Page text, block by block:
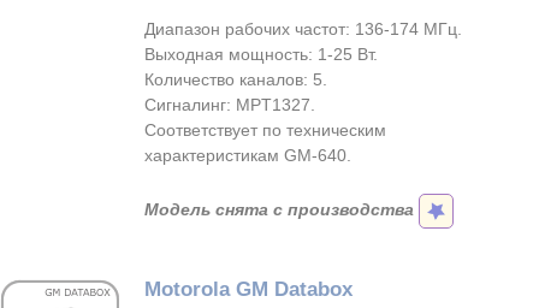
Диапазон рабочих частот: 136-174 МГц.
Выходная мощность: 1-25 Вт.
Количество каналов: 5.
Сигналинг: MPT1327.
Соответствует по техническим
характеристикам GM-640.
Модель снята с производства
Motorola GM Databox